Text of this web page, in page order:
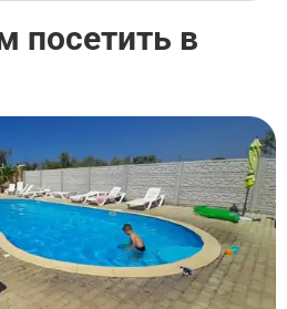
посетить в